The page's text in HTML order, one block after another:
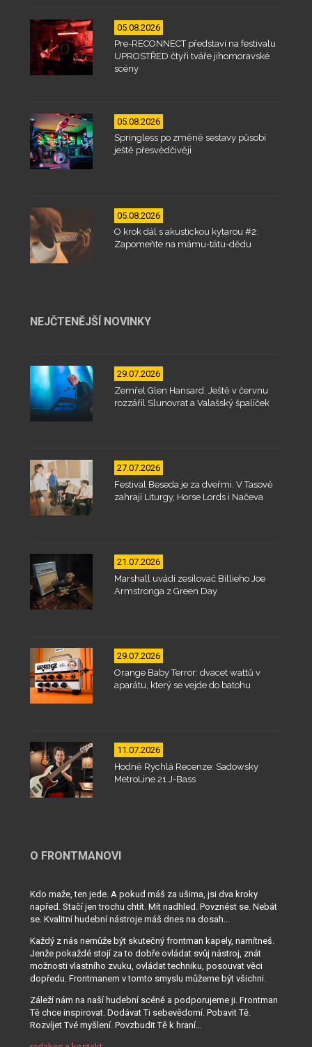
05.08.2026
Pre-RECONNECT představí na festivalu
UPROSTŘED čtyři tváře jihomoravské
scény
05.08.2026
Springless po změně sestavy působí
ještě přesvědčivěji
05.08.2026
O krok dál s akustickou kytarou #2:
Zapomeňte na mámu-tátu-dědu
NEJČTENĚJŠÍ NOVINKY
29.07.2026
Zemřel Glen Hansard. Ještě v červnu
rozzářil Slunovrat a Valašský špalíček
27.07.2026
Festival Beseda je za dveřmi. V Tasově
zahrají Liturgy, Horse Lords i Načeva
21.07.2026
Marshall uvádí zesilovač Billieho Joe
Armstronga z Green Day
29.07.2026
Orange Baby Terror: dvacet wattů v
aparátu, který se vejde do batohu
11.07.2026
Hodně Rychlá Recenze: Sadowsky
MetroLine 21 J-Bass
O FRONTMANOVI
Kdo maže, ten jede. A pokud máš za ušima, jsi dva kroky
napřed. Stačí jen trochu chtít. Mít nadhled. Povznést se. Nebát
se. Kvalitní hudební nástroje máš dnes na dosah...
Každý z nás nemůže být skutečný frontman kapely, namítneš.
Jenže pokaždé stojí za to dobře ovládat svůj nástroj, znát
možnosti vlastního zvuku, ovládat techniku, posouvat věci
dopředu. Frontmanem v tomto smyslu můžeme být všichni.
Záleží nám na naší hudební scéně a podporujeme ji. Frontman
Tě chce inspirovat. Dodávat Ti sebevědomí. Pobavit Tě.
Rozvíjet Tvé myšlení. Povzbudit Tě k hraní...